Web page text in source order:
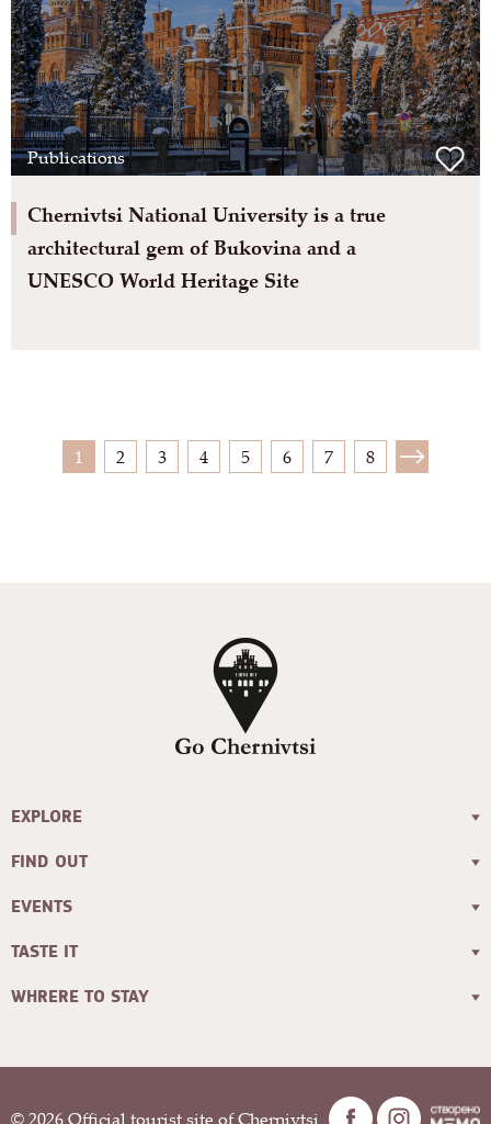
Publications
Chernivtsi National University is a true
architectural gem of Bukovina and a
UNESCO World Heritage Site
1 2 3 4 5 6 7 8
EXPLORE
FIND OUT
EVENTS
TASTE IT
WHRERE TO STAY
© 2026 Official tourist site of Chernivtsi